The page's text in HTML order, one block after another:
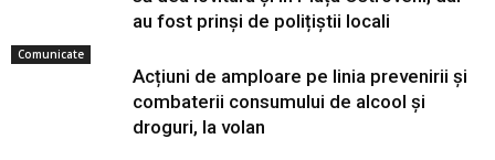
au fost prinși de polițiștii locali
Comunicate
Acțiuni de amploare pe linia prevenirii și
combaterii consumului de alcool și
droguri, la volan